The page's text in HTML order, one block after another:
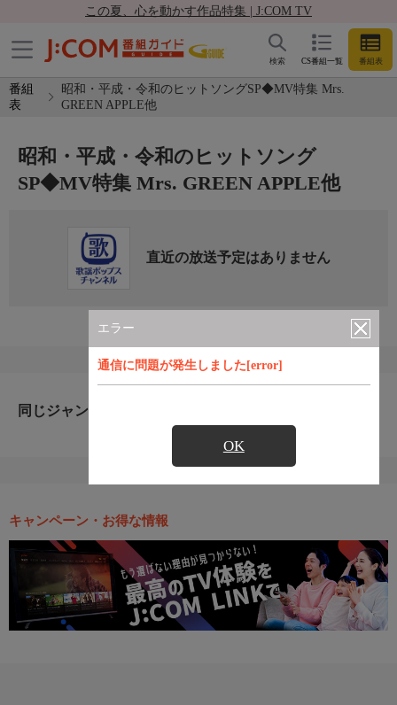
この夏、心を動かす作品特集 | J:COM TV
CS番組一覧 番組表
検索
番組
表
昭和・平成・令和のヒットソングSP◆MV特集 Mrs.
GREEN APPLE他
エラー
通信に問題が発生しました[error]
OK
昭和・平成・令和のヒットソング
SP◆MV特集 Mrs. GREEN APPLE他
直近の放送予定はありません
同じジャンルのおすすめ番組
キャンペーン・お得な情報